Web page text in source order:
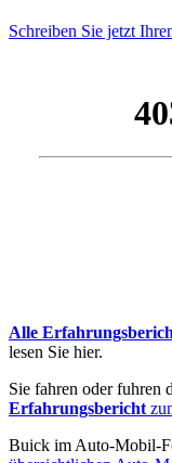
Schreiben Sie jetzt
Alle
lesen Sie hier.
Sie fahren oder fuhren
Erfahrungsbericht
Buick im Auto-Mobil-